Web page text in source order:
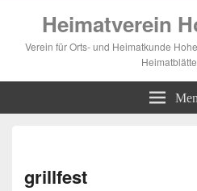
Heimatverein
Verein für Orts- und Heimatkunde
grillfest